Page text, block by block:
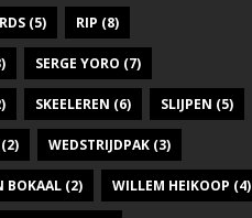
(5) RIP (8)
SERGE YORO (7)
SKEELEREN (6) SLIJPEN (5)
(2) WEDSTRIJDPAK (3)
BOKAAL (2) WILLEM HEIKOOP (4)